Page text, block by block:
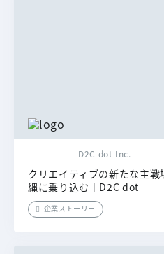
D2C dot Inc.
クリエイティブの新たな主
縄に乗り込む｜D2C dot
企業ストーリー